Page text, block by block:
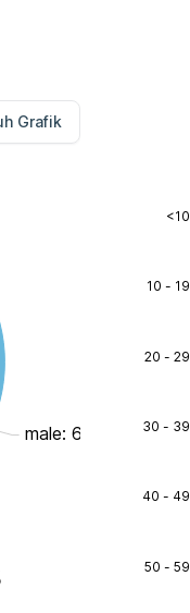
Grafik
male: 64.0% 40 - 49
<10
10 - 19
20 - 29
30 - 39
40 - 49
50 - 59